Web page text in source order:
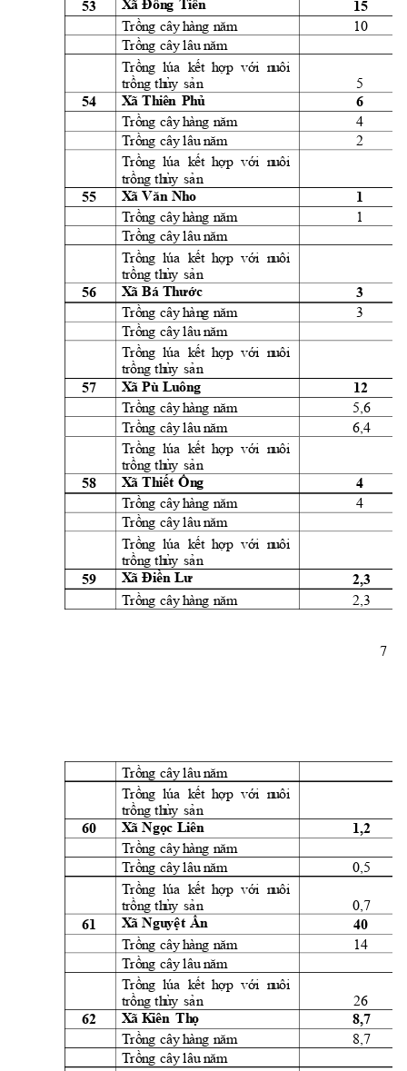
7
53 Xã Đồng Tiến 15
Trồng cây hàng năm 10
Trồng cây lâu năm
Trồng lúa kết hợp với
  n
uôi
trồng thủy sản 5
54 Xã Thiên Phủ 6
Trồng cây hàng năm 4
Trồng cây lâu năm 2
Trồng lúa kết hợp với
  n
uôi
trồng thủy sản
55 Xã Văn Nho 1
Trồng cây hàng năm 1
Trồng cây lâu năm
Trồng lúa kết hợp với
  n
uôi
trồng thủy sản
56 Xã Bá Thước 3
Trồng cây hàng năm 3
Trồng cây lâu năm
Trồng lúa kết hợp với
  n
uôi
trồng thủy sản
57 Xã Pù Luông 12
Trồng cây hàng năm 5,6
Trồng cây lâu năm 6,4
Trồng lúa kết hợp với
  n
uôi
trồng thủy sản
58 Xã Thiết Ống 4
Trồng cây hàng năm 4
Trồng cây lâu năm
Trồng lúa kết hợp với
  n
uôi
trồng thủy sản
59 Xã Điền Lư 2,3
Trồng cây hàng năm 2,3
Trồng cây lâu năm
Trồng lúa kết hợp với
  n
uôi
trồng thủy sản
60 Xã Ngọc Liên 1,2
Trồng cây hàng năm
Trồng cây lâu năm 0,5
Trồng lúa kết hợp với
  n
uôi
trồng thủy sản 0,7
61 Xã Nguyệt Ấn 40
Trồng cây hàng năm 14
Trồng cây lâu năm
Trồng lúa kết hợp với
  n
uôi
trồng thủy sản 26
62 Xã Kiên Thọ 8,7
Trồng cây hàng năm 8,7
Trồng cây lâu năm